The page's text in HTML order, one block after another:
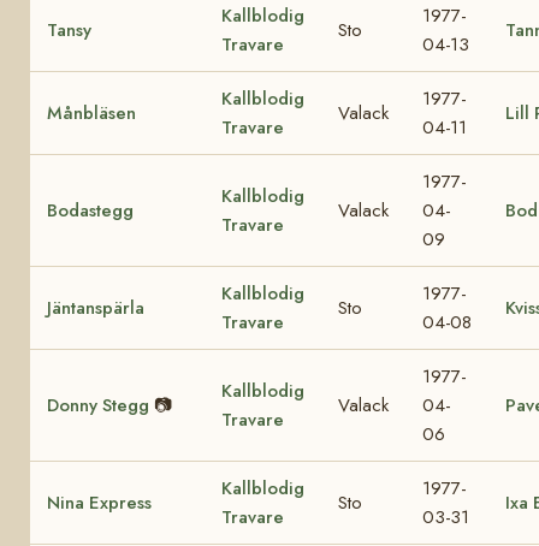
Tansy
Kallblodig
Travare
Sto
1977-
04-13
Månbläsen
Kallblodig
Travare
Valack
1977-
04-11
Lill
Bodastegg
Kallblodig
Travare
Valack
1977-
04-
09
Jäntanspärla
Kallblodig
Travare
Sto
1977-
04-08
Donny Stegg 📷
Kallblodig
Travare
Valack
1977-
04-
06
Nina Express
Kallblodig
Travare
Sto
1977-
03-31
Ixa